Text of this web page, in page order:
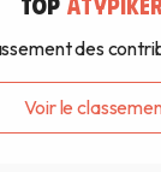
des
Voir le